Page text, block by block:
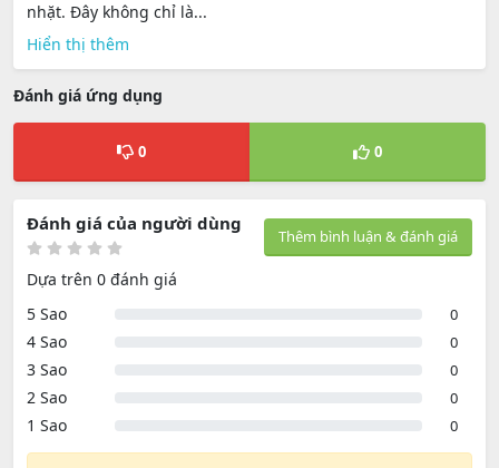
nhặt. Đây không chỉ là...
Hiển thị thêm
Đánh giá ứng dụng
0 0
Thêm bình luận & đánh giá
Đánh giá của người dùng
Dựa trên 0 đánh giá
5 Sao
0
4 Sao 0
3 Sao 0
2 Sao 0
1 Sao 0